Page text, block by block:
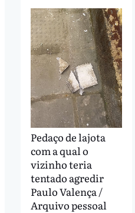
Pedaço de lajota
com a qual o
vizinho teria
tentado agredir
Paulo Valença /
Arquivo pessoal